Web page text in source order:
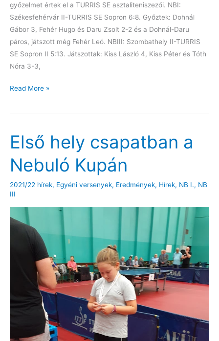
győzelmet értek el a TURRIS SE asztaliteniszezői. NBI:
Székesfehérvár II-TURRIS SE Sopron 6:8. Győztek: Dohnál
Gábor 3, Fehér Hugo és Daru Zsolt 2-2 és a Dohnál-Daru
páros, játszott még Fehér Leó. NBIII: Szombathely II-TURRIS
SE Sopron II 5:13. Játszottak: Kiss László 4, Kiss Péter és Tóth
Nóra 3-3,
Két
győzelem
hétvége
mérlege
Read More »
Első hely csapatban a
Nebuló Kupán
2021/22 hírek, Egyéni versenyek, Eredmények, Hírek, NB I., NB
III